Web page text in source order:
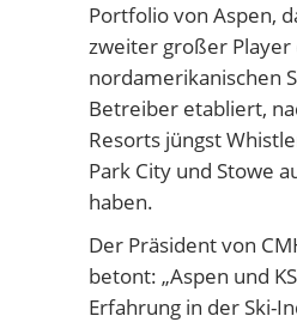
Portfolio von Aspen,
zweiter großer Player
nordamerikanischen
Betreiber etabliert,
Resorts jüngst
Park City und Stowe
haben.
Der Präsident von
betont: „Aspen und
Erfahrung in der Ski-